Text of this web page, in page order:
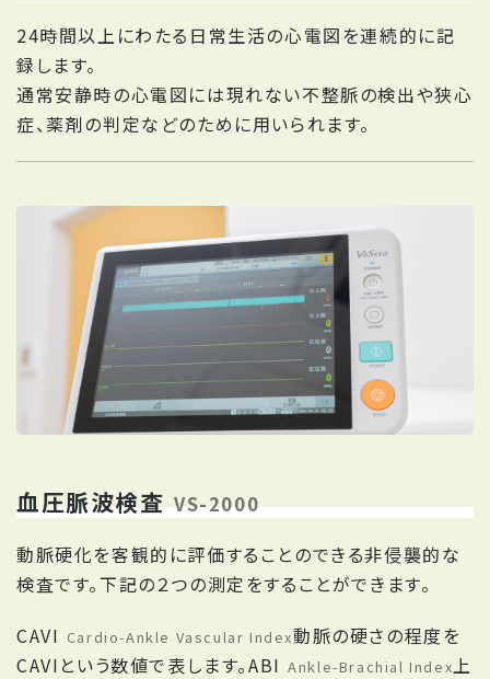
24時間以上にわたる日常生活の心電図を連続的に記
録します。
通常安静時の心電図には現れない不整脈の検出や狭心
症、薬剤の判定などのために用いられます。
血圧脈波検査 VS-2000
動脈硬化を客観的に評価することのできる非侵襲的な
検査です。下記の２つの測定をすることができます。
CAVI Cardio-Ankle Vascular Index動脈の硬さの程度を
CAVIという数値で表します。ABI Ankle-Brachial Index 上